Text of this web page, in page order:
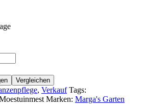
Vergleichen
, Verkauf Tags:
Marken: Marga's Garten